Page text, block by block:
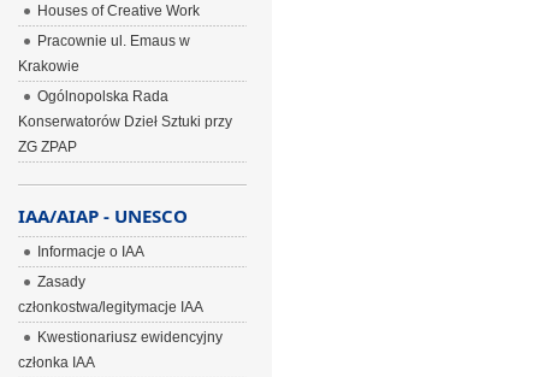
Houses of Creative Work
Pracownie ul. Emaus w
Krakowie
Ogólnopolska Rada
Konserwatorów Dzieł Sztuki przy
ZG ZPAP
IAA/AIAP - UNESCO
Informacje o IAA
Zasady
członkostwa/legitymacje IAA
Kwestionariusz ewidencyjny
członka IAA